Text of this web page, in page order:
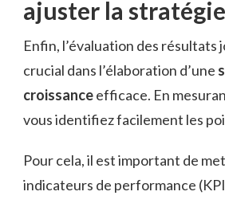
ajuster la stratégie
Enfin, l’évaluation des résultats
crucial dans l’élaboration d’une
croissanceefficace. En
vous identifiez facilement les
Pour cela, il est important de
indicateurs de performance